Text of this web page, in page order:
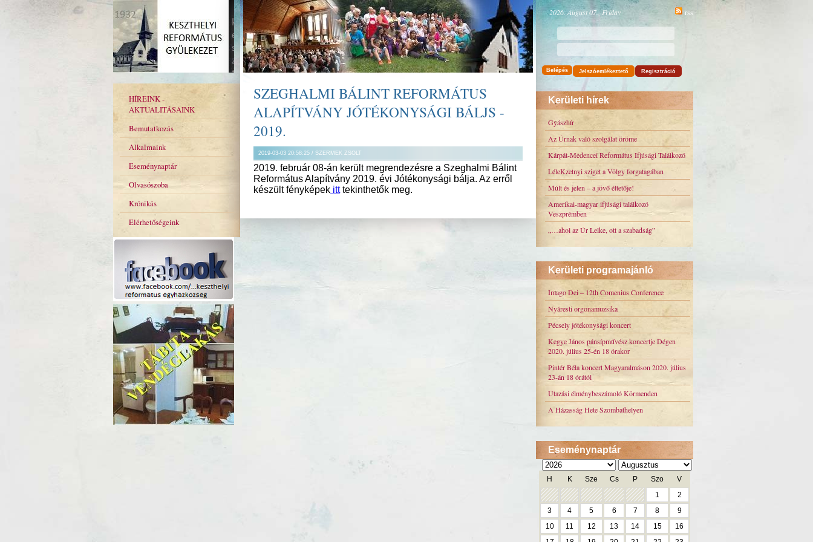
HÍREINK -
AKTUALITÁSAINK
Bemutatkozás
Alkalmaink
Eseménynaptár
Olvasószoba
Krónikás
Elérhetőségeink
SZEGHALMI BÁLINT REFORMÁTUS
ALAPÍTVÁNY JÓTÉKONYSÁGI BÁLJS -
2019.
2019-03-03 20:58:25 / SZERMEK ZSOLT
2019. február 08-án került megrendezésre a Szeghalmi Bálint
Református Alapítvány 2019. évi Jótékonysági bálja. Az erről
készült fényképek itttekinthetők meg.
rss
2026. August 07., Friday
Belépés Jelszóemlékeztető Regisztráció
Kerületi hírek
Gyászhír
Az Úrnak való szolgálat öröme
Kárpát-Medencei Református Ifjúsági Találkozó
LéleKzetnyi sziget a Völgy forgatagában
Múlt és jelen – a jövő éltetője!
Amerikai-magyar ifjúsági találkozó
Veszprémben
„…ahol az Úr Lelke, ott a szabadság”
Kerületi programajánló
Imago Dei – 12th Comenius Conference
Nyáresti orgonamuzsika
Pécsely jótékonysági koncert
Kegye János pánsípművész koncertje Dégen
2020. július 25-én 18 órakor
Pintér Béla koncert Magyaralmáson 2020. július
23-án 18 órától
Utazási élménybeszámoló Körmenden
A Házasság Hete Szombathelyen
Eseménynaptár
H K Sze Cs P Szo
V
1
2
3
4 5 6 7 8
9
10
11 12 13 14 15
16